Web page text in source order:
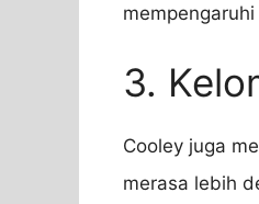
3.
Cooley juga
merasa lebih